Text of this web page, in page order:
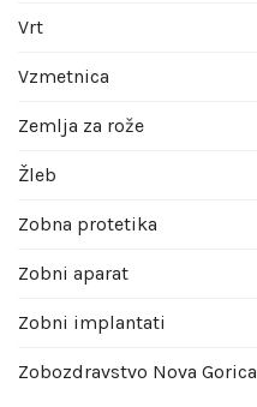
Vrt
Vzmetnica
Zemlja za rože
Žleb
Zobna protetika
Zobni aparat
Zobni implantati
Zobozdravstvo Nova Gorica